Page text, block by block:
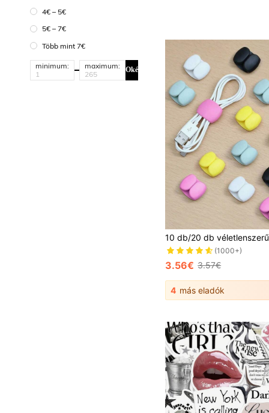
4€ – 5€
5€ – 7€
Több mint 7€
minimum: maximum: Oké
(1000+)
3.56€ 3.57€
4 más eladók